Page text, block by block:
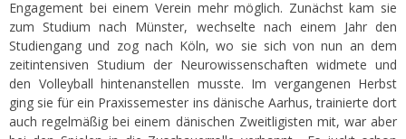
Engagement bei einem Verein mehr möglich. Zunächst kam sie
zum Studium nach Münster, wechselte nach einem Jahr den
Studiengang und zog nach Köln, wo sie sich von nun an dem
zeitintensiven Studium der Neurowissenschaften widmete und
den Volleyball hintenanstellen musste. Im vergangenen Herbst
ging sie für ein Praxissemester ins dänische Aarhus, trainierte dort
auch regelmäßig bei einem dänischen Zweitligisten mit, war aber